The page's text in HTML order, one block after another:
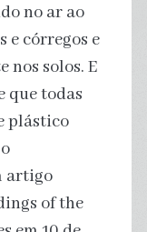
no ar ao
e córregos e
solos. E
que todas
plástico
artigo
of the